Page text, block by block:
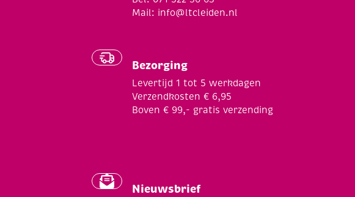
Mail: info@ltcleiden.nl
Bezorging
Levertijd 1 tot 5 werkdagen
Verzendkosten € 6,95
Boven € 99,- gratis verzending
Nieuwsbrief